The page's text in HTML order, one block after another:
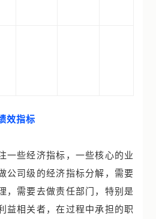
效指标
一些经济指标，一些核心的业
公司级的经济指标分解，需要
，需要去做责任部门，特别是
益相关者，在过程中承担的职